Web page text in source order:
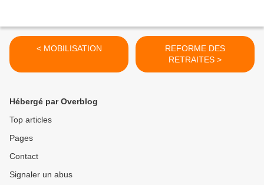
< MOBILISATION
REFORME DES
RETRAITES >
Hébergé par Overblog
Top articles
Pages
Contact
Signaler un abus